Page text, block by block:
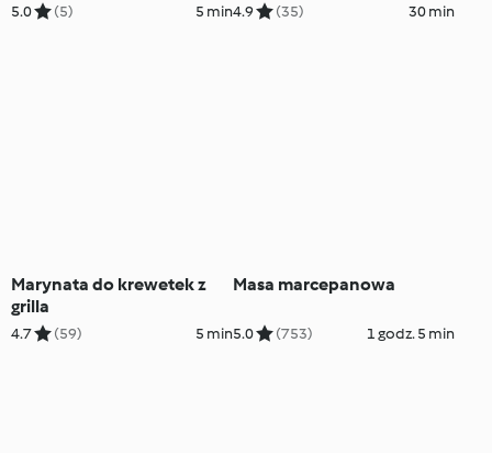
5.0 (5) 5 min4.9 (35) 30 min
Marynata do krewetek z
grilla
4.7 (59) 5 min
Masa marcepanowa
5.0 (753) 1 godz. 5 min